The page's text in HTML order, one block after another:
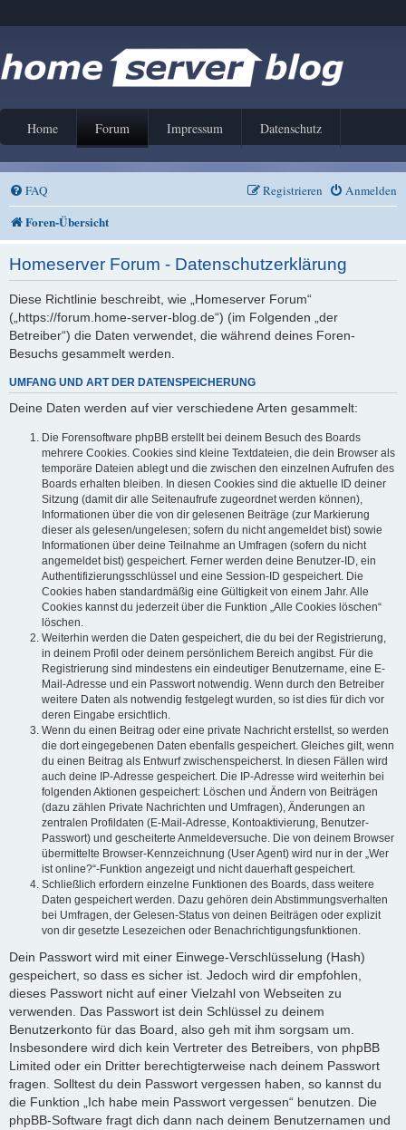
Home Forum Impressum Datenschutz
FAQ Anmelden
Registrieren
Foren-Übersicht
Homeserver Forum - Datenschutzerklärung
Diese Richtlinie beschreibt, wie „Homeserver Forum“
(„https://forum.home-server-blog.de“) (im Folgenden „der
Betreiber“) die Daten verwendet, die während deines Foren-
Besuchs gesammelt werden.
UMFANG UND ART DER DATENSPEICHERUNG
Deine Daten werden auf vier verschiedene Arten gesammelt:
Die Forensoftware phpBB erstellt bei deinem Besuch des Boards
mehrere Cookies. Cookies sind kleine Textdateien, die dein Browser als
temporäre Dateien ablegt und die zwischen den einzelnen Aufrufen des
Boards erhalten bleiben. In diesen Cookies sind die aktuelle ID deiner
Sitzung (damit dir alle Seitenaufrufe zugeordnet werden können),
Informationen über die von dir gelesenen Beiträge (zur Markierung
dieser als gelesen/ungelesen; sofern du nicht angemeldet bist) sowie
Informationen über deine Teilnahme an Umfragen (sofern du nicht
angemeldet bist) gespeichert. Ferner werden deine Benutzer-ID, ein
Authentifizierungsschlüssel und eine Session-ID gespeichert. Die
Cookies haben standardmäßig eine Gültigkeit von einem Jahr. Alle
Cookies kannst du jederzeit über die Funktion „Alle Cookies löschen“
löschen.
Weiterhin werden die Daten gespeichert, die du bei der Registrierung,
in deinem Profil oder deinem persönlichem Bereich angibst. Für die
Registrierung sind mindestens ein eindeutiger Benutzername, eine E-
Mail-Adresse und ein Passwort notwendig. Wenn durch den Betreiber
weitere Daten als notwendig festgelegt wurden, so ist dies für dich vor
deren Eingabe ersichtlich.
Wenn du einen Beitrag oder eine private Nachricht erstellst, so werden
die dort eingegebenen Daten ebenfalls gespeichert. Gleiches gilt, wenn
du einen Beitrag als Entwurf zwischenspeicherst. In diesen Fällen wird
auch deine IP-Adresse gespeichert. Die IP-Adresse wird weiterhin bei
folgenden Aktionen gespeichert: Löschen und Ändern von Beiträgen
(dazu zählen Private Nachrichten und Umfragen), Änderungen an
zentralen Profildaten (E-Mail-Adresse, Kontoaktivierung, Benutzer-
Passwort) und gescheiterte Anmeldeversuche. Die von deinem Browser
übermittelte Browser-Kennzeichnung (User Agent) wird nur in der „Wer
ist online?“-Funktion angezeigt und nicht dauerhaft gespeichert.
Schließlich erfordern einzelne Funktionen des Boards, dass weitere
Daten gespeichert werden. Dazu gehören dein Abstimmungsverhalten
bei Umfragen, der Gelesen-Status von deinen Beiträgen oder explizit
von dir gesetzte Lesezeichen oder Benachrichtigungsfunktionen.
Dein Passwort wird mit einer Einwege-Verschlüsselung (Hash)
gespeichert, so dass es sicher ist. Jedoch wird dir empfohlen,
dieses Passwort nicht auf einer Vielzahl von Webseiten zu
verwenden. Das Passwort ist dein Schlüssel zu deinem
Benutzerkonto für das Board, also geh mit ihm sorgsam um.
Insbesondere wird dich kein Vertreter des Betreibers, von phpBB
Limited oder ein Dritter berechtigterweise nach deinem Passwort
fragen. Solltest du dein Passwort vergessen haben, so kannst du
die Funktion „Ich habe mein Passwort vergessen“ benutzen. Die
phpBB-Software fragt dich dann nach deinem Benutzernamen und